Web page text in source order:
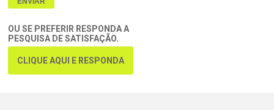
OU SE PREFERIR RESPONDA A
PESQUISA DE SATISFAÇÃO.
CLIQUE AQUI E RESPONDA